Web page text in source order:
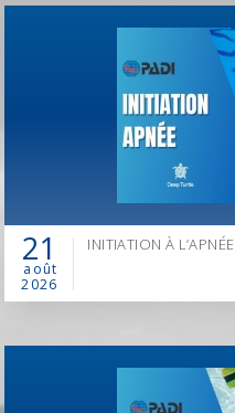
21
août
2026
INITIATION À L’APNÉE